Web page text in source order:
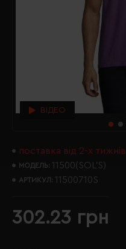
ВІДЕО
поставка від 2-х тижнів
МОДЕЛЬ: 11500(SOL’S)
АРТИКУЛ: 11500710S
302.23 грн